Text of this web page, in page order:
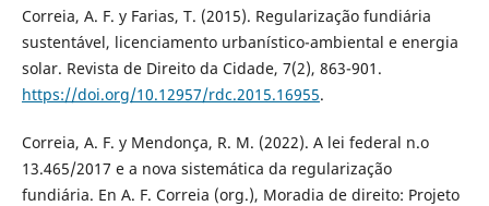
Correia, A. F. y Farias, T. (2015). Regularização fundiária
sustentável, licenciamento urbanístico-ambiental e energia
solar. Revista de Direito da Cidade, 7(2), 863-901.
https://doi.org/10.12957/rdc.2015.16955.
Correia, A. F. y Mendonça, R. M. (2022). A lei federal n.o
13.465/2017 e a nova sistemática da regularização
fundiária. En A. F. Correia (org.), Moradia de direito: Projeto